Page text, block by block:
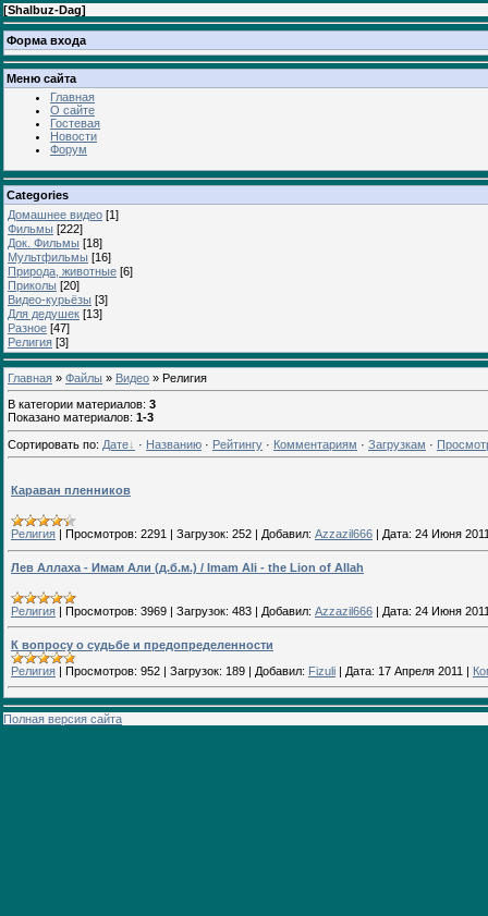
[Shalbuz-Dag]
Форма входа
Меню сайта
Главная
О сайте
Гостевая
Новости
Форум
Categories
Домашнее видео [1]
Фильмы [222]
Док. Фильмы [18]
Мультфильмы [16]
Природа, животные [6]
Приколы [20]
Видео-курьёзы [3]
Для дедушек [13]
Разное [47]
Религия [3]
Главная » Файлы » Видео » Религия
В категории материалов: 3
Показано материалов: 1-3
Сортировать по: Дате · Названию · Рейтингу · Комментариям · Загрузкам ·
Караван пленников
Религия Просмотров: 2291 Загрузок: 252 Добавил: Azzazil666 Дата: 24 Июня
Лев Аллаха - Имам Али (д.б.м.) / Imam Ali - the Lion of Allah
Религия | Просмотров: 3969 | Загрузок: 483 | Добавил: Azzazil666 | Дата: 24 Июня
К вопросу о судьбе и предопределенности
Религия | Просмотров: 952 | Загрузок: 189 | Добавил: Fizuli | Дата: 17 Апреля 2011 |
Полная версия сайта